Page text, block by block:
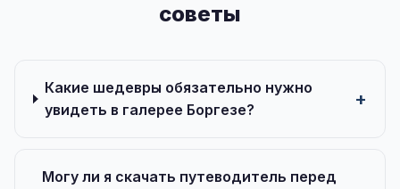
советы
Какие шедевры обязательно нужно
увидеть в галерее Боргезе?
Могу ли я скачать путеводитель перед